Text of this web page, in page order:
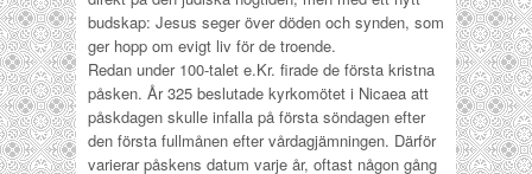
budskap: Jesus seger över döden och synden, som
ger hopp om evigt liv för de troende.
Redan under 100-talet e.Kr. firade de första kristna
påsken. År 325 beslutade kyrkomötet i Nicaea att
påskdagen skulle infalla på första söndagen efter
den första fullmånen efter vårdagjämningen. Därför
varierar påskens datum varje år, oftast någon gång